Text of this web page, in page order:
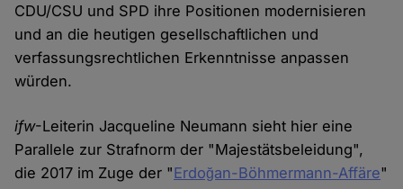
CDU/CSU und SPD ihre Positionen modernisieren
und an die heutigen gesellschaftlichen und
verfassungsrechtlichen Erkenntnisse anpassen
würden.
ifw-Leiterin Jacqueline Neumann sieht hier eine
Parallele zur Strafnorm der "Majestätsbeleidung",
die 2017 im Zuge der "Erdoğan-Böhmermann-Affäre"